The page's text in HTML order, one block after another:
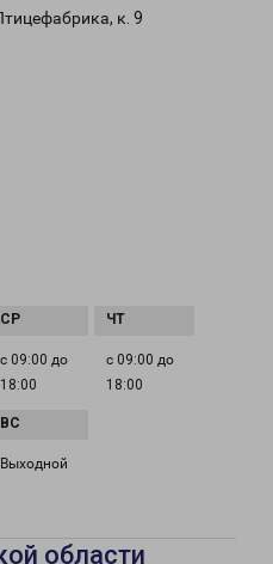
к. 9
с 09:00 до
18:00
с 09:00 до
18:00
Выходной
области